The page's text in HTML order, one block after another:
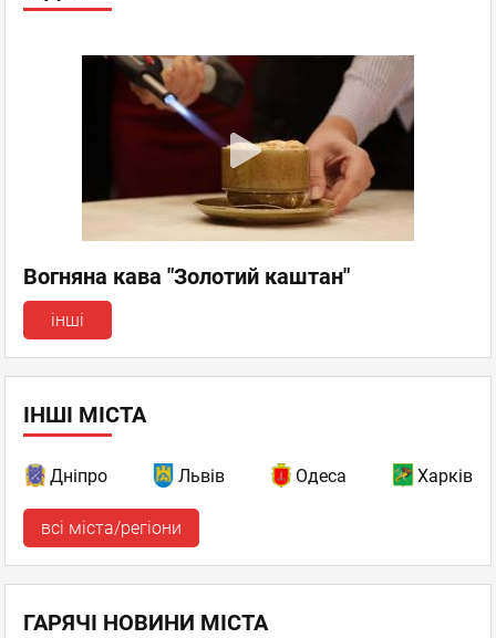
Вогняна кава "Золотий каштан"
інші
ІНШІ МІСТА
Дніпро Львів Одеса Харків
всі міста/регіони
ГАРЯЧІ НОВИНИ МІСТА